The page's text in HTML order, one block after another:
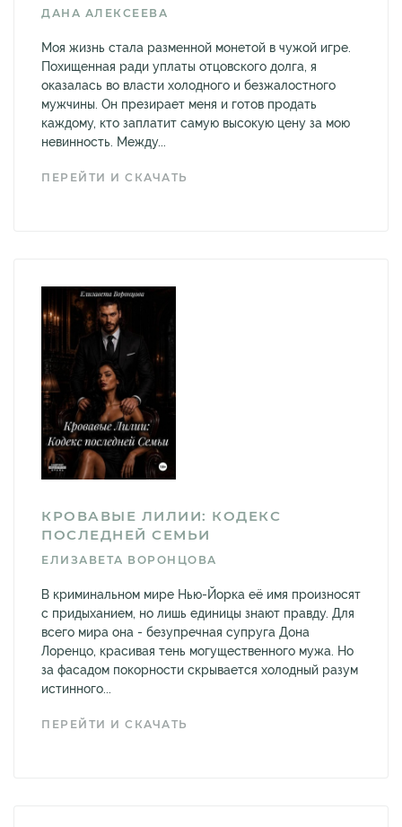
ДАНА АЛЕКСЕЕВА
Моя жизнь стала разменной монетой в чужой игре.
Похищенная ради уплаты отцовского долга, я
оказалась во власти холодного и безжалостного
мужчины. Он презирает меня и готов продать
каждому, кто заплатит самую высокую цену за мою
невинность. Между...
ПЕРЕЙТИ И СКАЧАТЬ
КРОВАВЫЕ ЛИЛИИ: КОДЕКС
ПОСЛЕДНЕЙ СЕМЬИ
ЕЛИЗАВЕТА ВОРОНЦОВА
В криминальном мире Нью-Йорка её имя произносят
с придыханием, но лишь единицы знают правду. Для
всего мира она - безупречная супруга Дона
Лоренцо, красивая тень могущественного мужа. Но
за фасадом покорности скрывается холодный разум
истинного...
ПЕРЕЙТИ И СКАЧАТЬ